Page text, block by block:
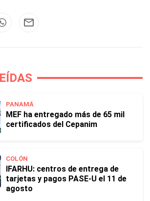
PANAMÁ
MEF ha entregado más de 65 mil
certificados del Cepanim
COLÓN
IFARHU: centros de entrega de
tarjetas y pagos PASE-U el 11 de
agosto